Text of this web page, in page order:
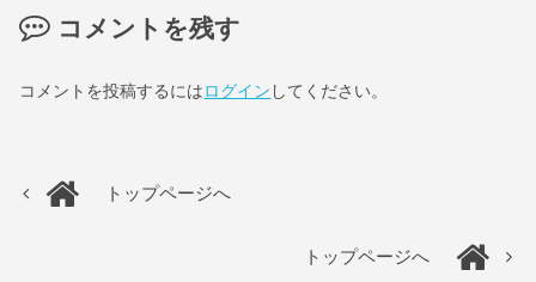
コメントを残す
コメントを投稿するにはログイン してください。
トップページへ
トップページへ